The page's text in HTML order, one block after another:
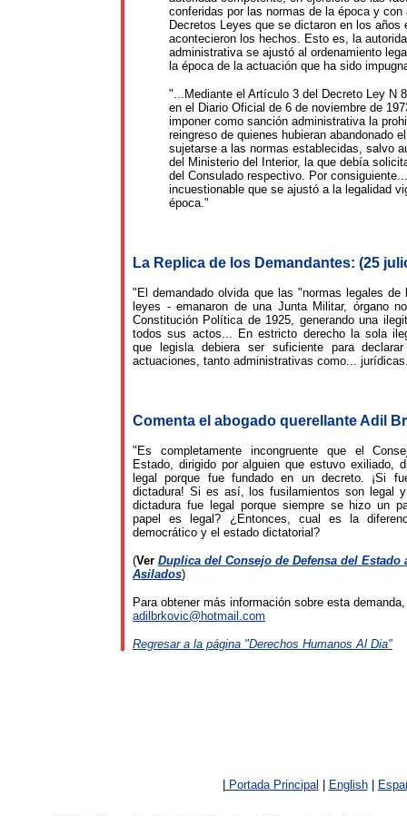
conferidas por las normas de la época y con
Decretos Leyes que se dictaron en los años
acontecieron los hechos. Esto es, la
administrativa se ajustó al ordenamiento
la época de la actuación que ha sido
"...Mediante el Artículo 3 del Decreto Ley N
en el Diario Oficial de 6 de noviembre de
imponer como sanción administrativa la
reingreso de quienes hubieran abandonado
sujetarse a las normas establecidas, salvo
del Ministerio del Interior, la que debía
del Consulado respectivo. Por
incuestionable que se ajustó a la legalidad
época."
La Replica de los Demandantes: (25
"El demandado olvida que las "normas legales de
leyes - emanaron de una Junta Militar, órgano
Constitución Política de 1925, generando una
todos sus actos... En estricto derecho la sola
que legisla debiera ser suficiente para
actuaciones, tanto administrativas como...
Comenta el abogado querellante Adil
"Es completamente incongruente que el
Estado, dirigido por alguien que estuvo exiliado,
legal porque fue fundado en un decreto. ¡Si
dictadura! Si es así, los fusilamientos son legal
dictadura fue legal porque siempre se hizo un
papel es legal? ¿Entonces, cual es la
democrático y el estado dictatorial?
(Ver Duplica del Consejo de Defensa del Estado
Asilados)
Para obtener más información sobre esta
adilbrkovic@hotmail.com
Regresar a la página "Derechos Humanos Al Dia"
Portada Principal English|